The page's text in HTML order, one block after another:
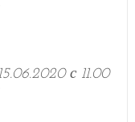
с 11.00